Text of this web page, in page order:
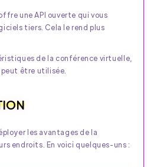
une API ouverte qui vous
tiers. Cela le rend plus
de la conférence virtuelle,
être utilisée.
les avantages de la
endroits. En voici quelques-uns :